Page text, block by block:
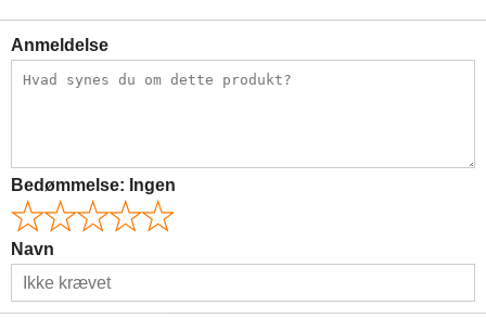
Anmeldelse
Bedømmelse: Ingen
Navn